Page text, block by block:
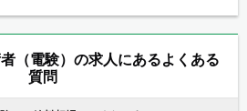
（電験）の求人にあるよくある
質問